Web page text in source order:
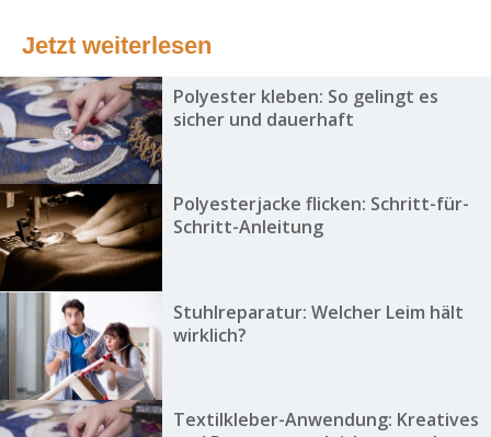
Jetzt weiterlesen
Polyester kleben: So gelingt es
sicher und dauerhaft
Polyesterjacke flicken: Schritt-für-
Schritt-Anleitung
Stuhlreparatur: Welcher Leim hält
wirklich?
Textilkleber-Anwendung: Kreatives